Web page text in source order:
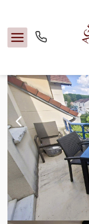
Acheter
Louer
Faire gérer
Estimer
Notre agence
Vente appartement 40
Accueil